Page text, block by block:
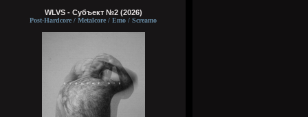
WLVS - Субъект №2 (2026)
Post-Hardcore / Metalcore / Emo / Screamo